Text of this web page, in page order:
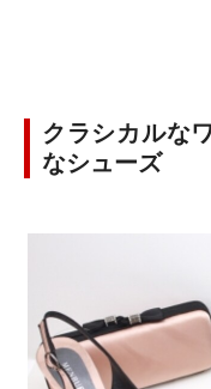
クラシカルな
なシューズ